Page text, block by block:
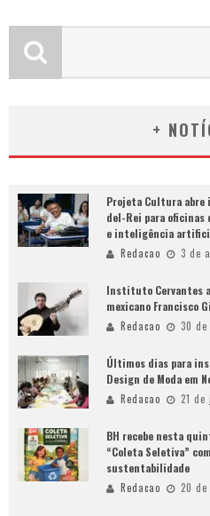
+
Projeta Cultura abre
del-Rei para
e inteligência
Redacao 3 de
Instituto Cervantes
mexicano Francisco
Redacao 30
Últimos dias para
Design de Moda em
Redacao 21
BH recebe nesta
“Coleta Seletiva”
sustentabilidade
Redacao 20